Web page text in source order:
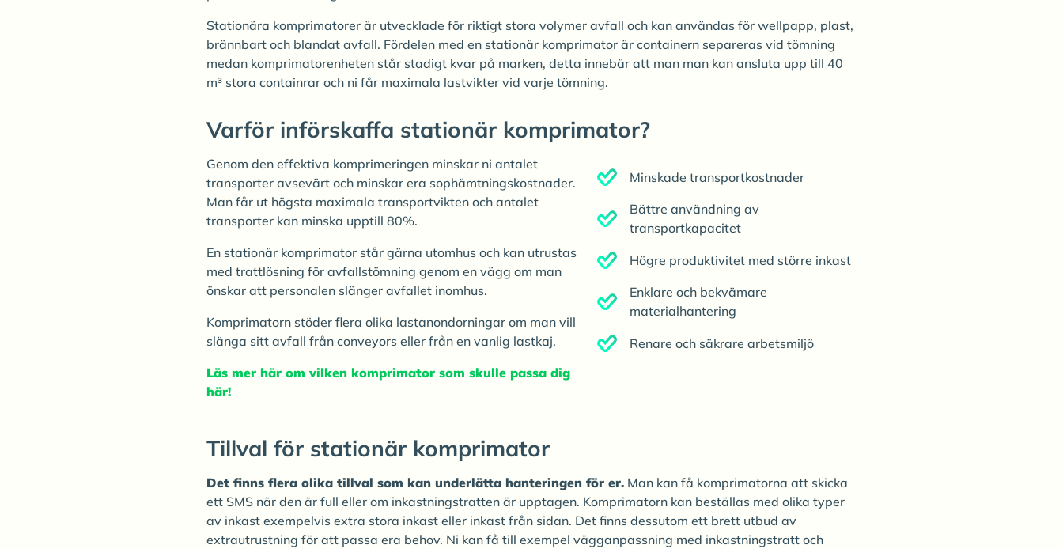
Stationära komprimatorer är utvecklade för riktigt stora volymer avfall och kan användas för wellpapp, plast,
brännbart och blandat avfall. Fördelen med en stationär komprimator är containern separeras vid tömning
medan komprimatorenheten står stadigt kvar på marken, detta innebär att man man kan ansluta upp till 40
m³ stora containrar och ni får maximala lastvikter vid varje tömning.
Varför införskaffa stationär komprimator?
Genom den effektiva komprimeringen minskar ni antalet
transporter avsevärt och minskar era sophämtningskostnader.
Man får ut högsta maximala transportvikten och antalet
transporter kan minska upptill 80%.
En stationär komprimator står gärna utomhus och kan utrustas
med trattlösning för avfallstömning genom en vägg om man
önskar att personalen slänger avfallet inomhus.
Komprimatorn stöder flera olika lastanondorningar om man vill
slänga sitt avfall från conveyors eller från en vanlig lastkaj.
Läs mer här om vilken komprimator som skulle passa dig
här!
Minskade transportkostnader
Bättre användning av
transportkapacitet
Högre produktivitet med större inkast
Enklare och bekvämare
materialhantering
Renare och säkrare arbetsmiljö
Tillval för stationär komprimator
Det finns flera olika tillval som kan underlätta hanteringen för er. Man kan få komprimatorna att skicka
ett SMS när den är full eller om inkastningstratten är upptagen. Komprimatorn kan beställas med olika typer
av inkast exempelvis extra stora inkast eller inkast från sidan. Det finns dessutom ett brett utbud av
extrautrustning för att passa era behov. Ni kan få till exempel vägganpassning med inkastningstratt och